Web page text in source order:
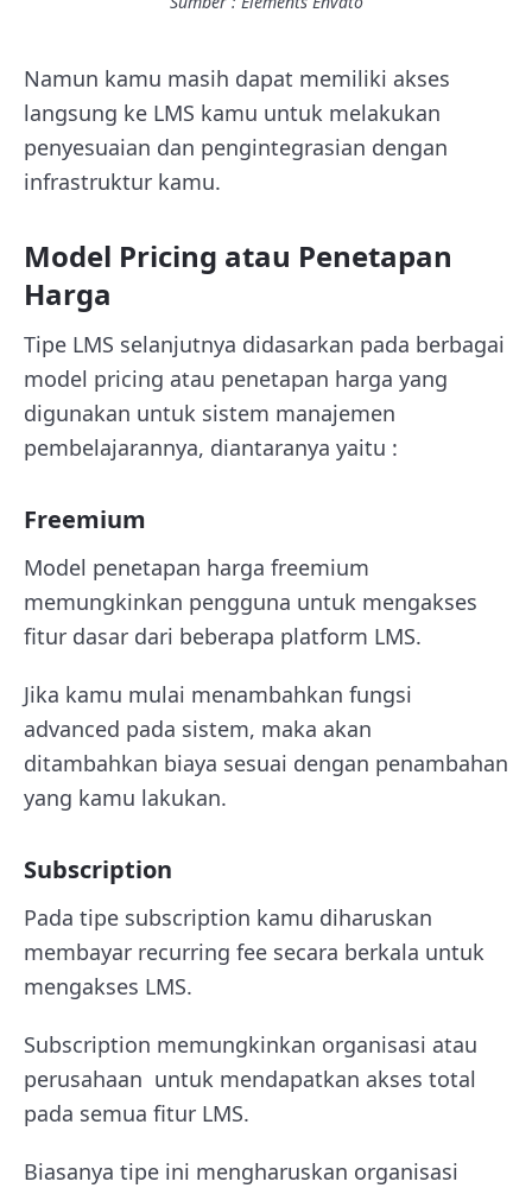
Namun kamu masih dapat memiliki akses
langsung ke LMS kamu untuk melakukan
penyesuaian dan pengintegrasian dengan
infrastruktur kamu.
Model Pricing atau Penetapan
Harga
Tipe LMS selanjutnya didasarkan pada berbagai
model pricing atau penetapan harga yang
digunakan untuk sistem manajemen
pembelajarannya, diantaranya yaitu :
Freemium
Model penetapan harga freemium
memungkinkan pengguna untuk mengakses
fitur dasar dari beberapa platform LMS.
Jika kamu mulai menambahkan fungsi
advanced pada sistem, maka akan
ditambahkan biaya sesuai dengan penambahan
yang kamu lakukan.
Subscription
Pada tipe subscription kamu diharuskan
membayar recurring fee secara berkala untuk
mengakses LMS.
Subscription memungkinkan organisasi atau
perusahaan untuk mendapatkan akses total
pada semua fitur LMS.
Biasanya tipe ini mengharuskan organisasi